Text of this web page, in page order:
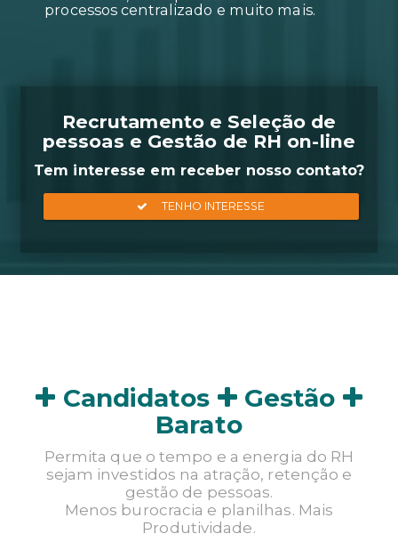
clique, agendamento on-line de
entrevistas, acompanhamento
processos centralizado e muito
TENHO INTERESSE
Candidatos
Gestão
Barato
Permita que o tempo e a energia do RH
sejam investidos na atração, retenção e
gestão de pessoas.
Menos burocracia e planilhas. Mais
Produtividade.